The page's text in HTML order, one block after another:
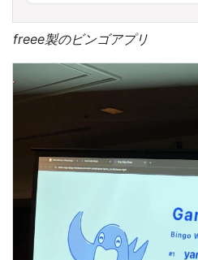
freee製のビンゴアプリ